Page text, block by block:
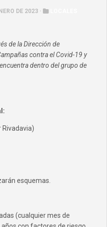
DE 2023 ·
de la Dirección de
contra el Covid-19 y
dentro del grupo de
Rivadavia)
esquemas.
(cualquier mes de